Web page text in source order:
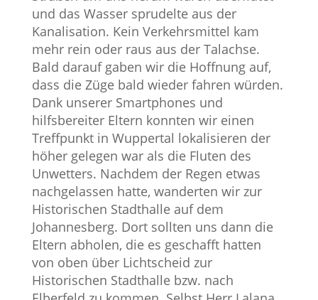
und das Wasser sprudelte aus der
Kanalisation. Kein Verkehrsmittel kam
mehr rein oder raus aus der Talachse.
Bald darauf gaben wir die Hoffnung auf,
dass die Züge bald wieder fahren würden.
Dank unserer Smartphones und
hilfsbereiter Eltern konnten wir einen
Treffpunkt in Wuppertal lokalisieren der
höher gelegen war als die Fluten des
Unwetters. Nachdem der Regen etwas
nachgelassen hatte, wanderten wir zur
Historischen Stadthalle auf dem
Johannesberg. Dort sollten uns dann die
Eltern abholen, die es geschafft hatten
von oben über Lichtscheid zur
Historischen Stadthalle bzw. nach